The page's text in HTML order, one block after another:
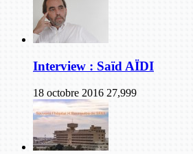
Interview : Saïd AÏDI
18 octobre 2016 27,999